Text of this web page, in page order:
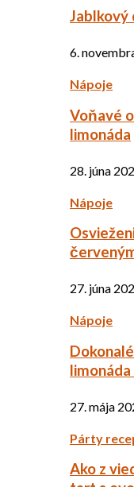
Jablkový
6.
Nápoje
Voňavé
limonáda
28. júna
Nápoje
27. júna
Nápoje
27. mája
Párty
Ako z